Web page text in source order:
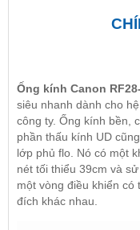
Ống kính Canon
siêu nhanh dành cho
công ty. Ống kính bền,
phần thấu kính UD
lớp phủ flo. Nó có một
nét tối thiểu 39cm và
một vòng điều khiển có
đích khác nhau.